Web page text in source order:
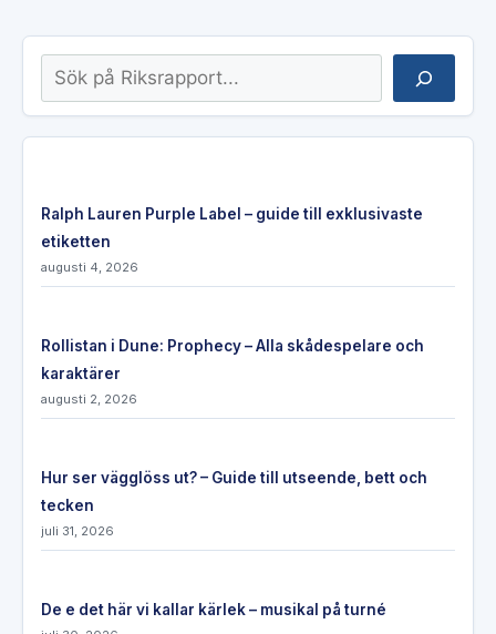
Sök
Ralph Lauren Purple Label – guide till exklusivaste
etiketten
augusti 4, 2026
Rollistan i Dune: Prophecy – Alla skådespelare och
karaktärer
augusti 2, 2026
Hur ser vägglöss ut? – Guide till utseende, bett och
tecken
juli 31, 2026
De e det här vi kallar kärlek – musikal på turné